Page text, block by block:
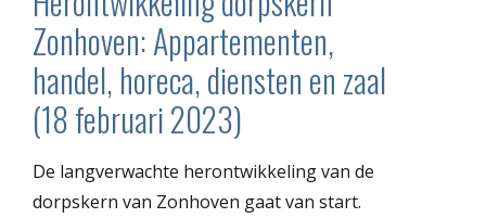
Zonhoven: Appartementen,
handel, horeca, diensten en zaal
(18 februari 2023)
De langverwachte herontwikkeling van de
dorpskern van Zonhoven gaat van start.